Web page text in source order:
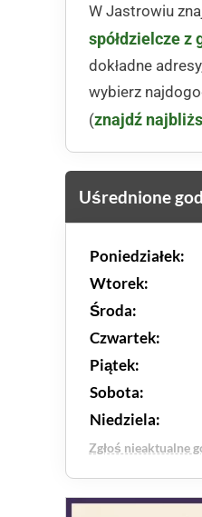
W Jastrowiu
spółdzielcze z
dokładne
wybierz
(znajdź
Uśrednione
Poniedziałek:
Wtorek:
Środa:
Czwartek:
Piątek:
Sobota:
Niedziela:
Zgłoś nieaktualne